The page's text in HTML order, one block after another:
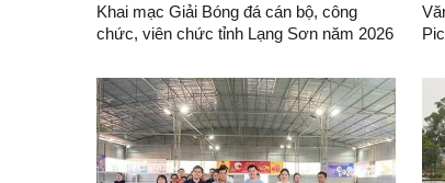
Khai mạc Giải Bóng đá cán bộ, công
chức, viên chức tỉnh Lạng Sơn năm 2026